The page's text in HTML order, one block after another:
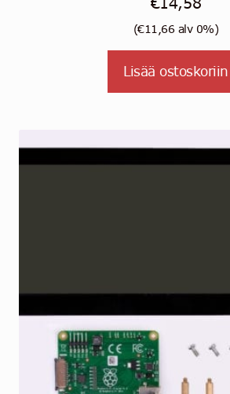
(€11,66alv 0%)
Lisää ostoskoriin